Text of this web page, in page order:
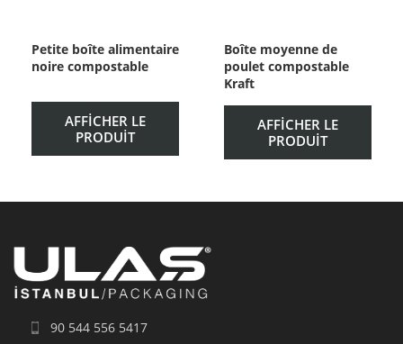
Petite boîte alimentaire
noire compostable
AFFICHER LE
PRODUIT
Boîte moyenne de
poulet compostable
Kraft
AFFICHER LE
PRODUIT
90 544 556 5417